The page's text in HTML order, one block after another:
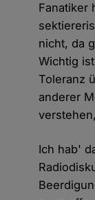
Fanatiker
nicht, da
Wichtig
Toleranz
anderer
Ich hab'